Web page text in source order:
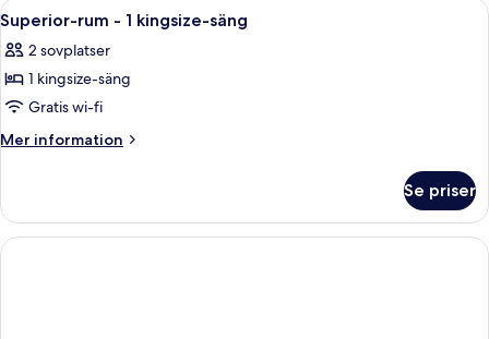
kingsize-
säng
Öppna
alla
foton
för
Superior-
rum
kingsize-
säng
Ett modernt hotellrum med en stor
8
Superior-rum - 1 kingsize-säng
2 sovplatser
1 kingsize-säng
Gratis wi-fi
Mer information
Mer
rum
1
Se priser